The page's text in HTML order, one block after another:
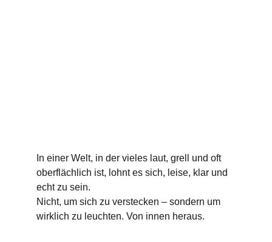
In einer Welt, in der vieles laut, grell und oft
oberflächlich ist, lohnt es sich, leise, klar und
echt zu sein.
Nicht, um sich zu verstecken – sondern um
wirklich zu leuchten. Von innen heraus.